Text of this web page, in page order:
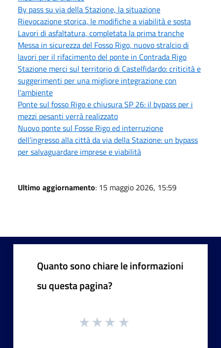
By pass su via della Stazione, la situazione
Rievocazione storica, le modifiche a viabilità e sosta
Lavori di asfaltatura, completata la prima tranche
Messa in sicurezza del Fosso Rigo, nuovo stralcio di
lavori per il rifacimento del ponte in Contrada Rigo
Stazione merci sul territorio di Castelfidardo: criticità e
suggerimenti per una migliore integrazione con
l'ambiente
Ponte sul fosso Rigo e chiusura SP 26: il bypass per i
mezzi pesanti verrà realizzato
Nuovo ponte sul Fosse Rigo ed interruzione
dell’ingresso alla città da via della Stazione: un bypass
per salvaguardare imprese e viabilità
Ultimo aggiornamento: 15 maggio 2026, 15:59
Quanto sono chiare le informazioni
su questa pagina?